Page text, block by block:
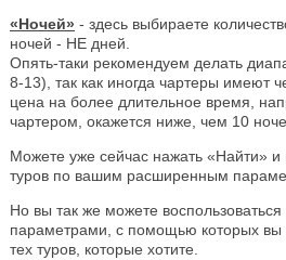
«Ночей» - здесь выбираете
ночей - НЕ дней.
Опять-таки рекомендуем делать
8-13), так как иногда чартеры имеют
цена на более длительное время,
чартером, окажется ниже, чем 10
Можете уже сейчас нажать «Найти»
туров по вашим расширенным
Но вы так же можете
параметрами, с помощью которых вы
тех туров, которые хотите.